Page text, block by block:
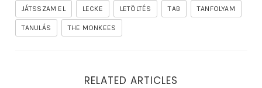
JÁTSSZAM EL LECKE LETÖLTÉS TAB TANFOLYAM
TANULÁS THE MONKEES
RELATED ARTICLES